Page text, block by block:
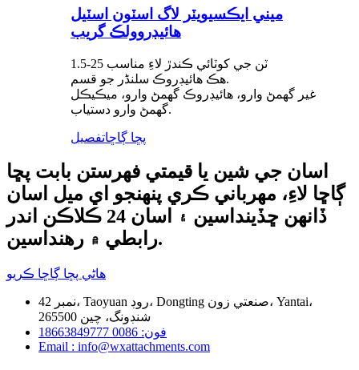
ميني ايڪسيويٽر لاگ اسٽون اسٽيل
هائيڊروولڪ گريب
1.5-25 ٽن جي کوٽائي ڪندڙ لاءِ مناسب
هڪ هائيڊروڪ سلنڈر جو قسم.
غير گھمڻ وارو، هائيڊروڪ گھمڻ وارو، ميڪيڪل
گھمڻ وارو دستياب.
پڇا ڳاڇاتفصيل
اسان جي شين يا قيمتي فهرستن بابت پڇا
ڳاڇا لاءِ، مهرباني ڪري پنهنجو اي ميل اسان
ڏانهن ڇڏينداسين ۽ اسان 24 ڪلاڪن اندر
رابطي ۾ رهنداسين.
هاڻي پڇا ڳاڇا ڪريو
نمبر 42، Taoyuan روڊ، Dongting صنعتي زون، Yantai،
265500 شنڊونگ، چين
فون: 0086 18663849777
Email : info@wxattachments.com